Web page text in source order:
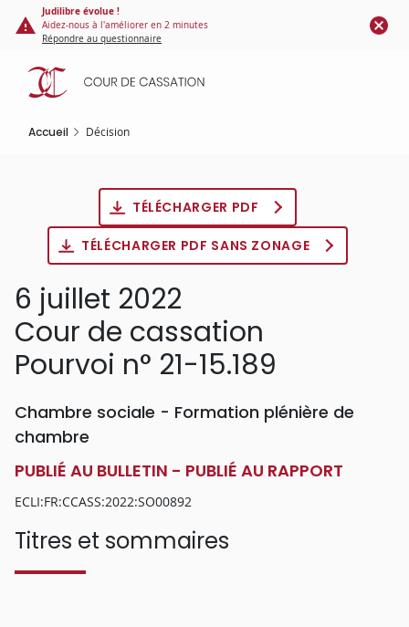
Panneau de gestion des cookies
contenu
principal
Judilibre évolue !
Aidez-nous à l'améliorer en 2 minutes
Répondre au questionnaire
Accueil Décision
TÉLÉCHARGER PDF
TÉLÉCHARGER PDF SANS ZONAGE
6 juillet 2022
Cour de cassation
Pourvoi n° 21-15.189
Chambre sociale - Formation plénière de
chambre
PUBLIÉ AU BULLETIN - PUBLIÉ AU RAPPORT
ECLI:FR:CCASS:2022:SO00892
Titres et sommaires